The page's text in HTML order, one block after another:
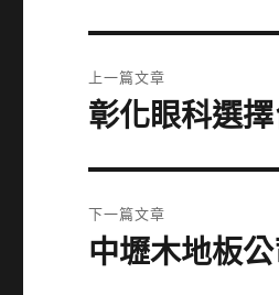
章
上一篇文章
上
篇
文
章:
彰化眼科選
下一篇文章
下
中壢木地板